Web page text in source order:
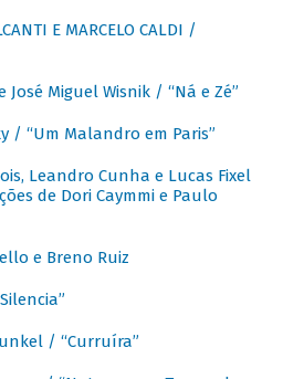
E MARCELO CALDI /
José Miguel Wisnik / “Ná e Zé”
/ “Um Malandro em Paris”
Leandro Cunha e Lucas Fixel
de Dori Caymmi e Paulo
e Breno Ruiz
/ “Curruíra”